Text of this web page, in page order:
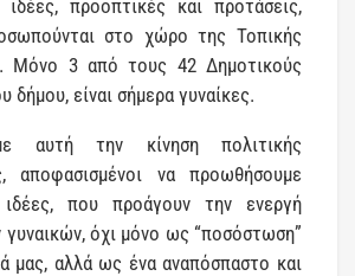
προοπτικές και προτάσεις,
στο χώρο της Τοπικής
Μόνο 3 από τους 42 Δημοτικούς
δήμου, είναι σήμερα γυναίκες.
αυτή την κίνηση πολιτικής
αποφασισμένοι να προωθήσουμε
ιδέες, που προάγουν την ενεργή
όχι μόνο ως “ποσόστωση”
μας, αλλά ως ένα αναπόσπαστο και